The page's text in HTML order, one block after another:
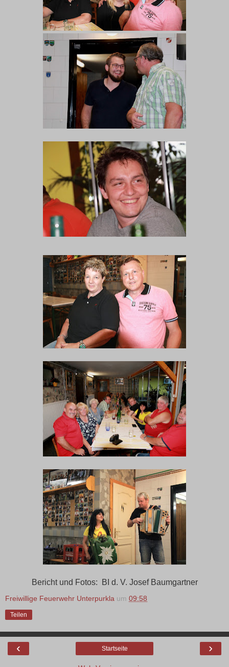
Bericht und Fotos: BI d. V. Josef Baumgartner
Freiwillige Feuerwehr Unterpurkla um 09:58
Teilen
‹ ›
Startseite